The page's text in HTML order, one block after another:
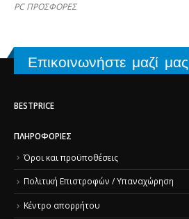
PC ΠΡΟΣΦΟΡΕΣ
Επικοινωνήστε μαζί μας
BESTPRICE
ΠΛΗΡΟΦΟΡΊΕΣ
Όροι και προϋποθέσεις
Πολιτική Επιστροφών / Υπαναχώρηση
Κέντρο απορρήτου